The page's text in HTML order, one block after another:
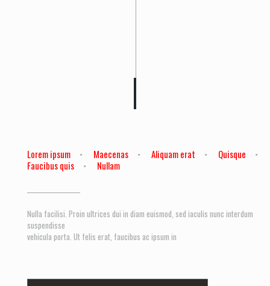
Lorem ipsum Maecenas Aliquam erat
Quisque
Faucibus quis
Nullam
Nulla facilisi. Proin ultrices dui in diam euismod, sed iaculis nunc interdum
suspendisse
vehicula porta. Ut felis erat, faucibus ac ipsum in